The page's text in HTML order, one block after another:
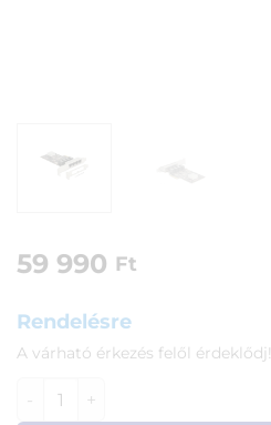
59 990 Ft
Rendelésre
A várható érkezés felől érdeklődj!